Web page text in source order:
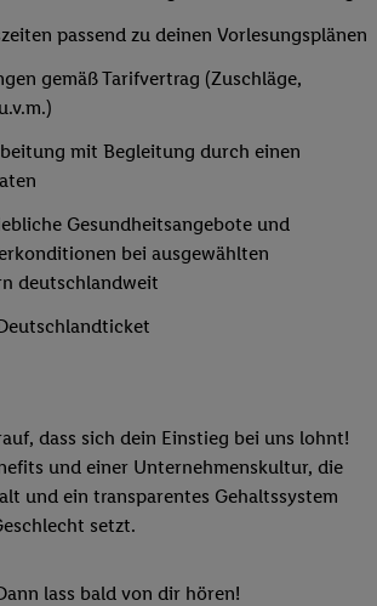
passend zu deinen Vorlesungsplänen
gemäß Tarifvertrag (Zuschläge,
mit Begleitung durch einen
Gesundheitsangebote und
bei ausgewählten
deutschlandweit
dass sich dein Einstieg bei uns lohnt!
und einer Unternehmenskultur, die
und ein transparentes Gehaltssystem
setzt.
lass bald von dir hören!